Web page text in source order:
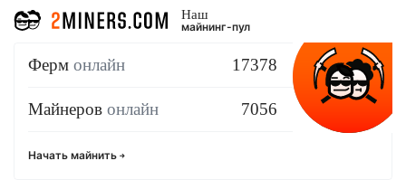
Наш
майнинг-пул
Ферм онлайн 17378
Майнеров онлайн 7056
Начать майнить